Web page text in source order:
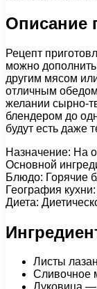
Описание
Рецепт
можно
другим мясом
отличным
желании сырно-
блендером до
будут есть даже
Назначение: На
Основной
Блюдо: Горячие
География
Диета:
Листы
Сливочное